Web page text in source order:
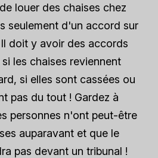
louer des chaises chez
seulement d'un accord sur
doit y avoir des accords
les chaises reviennent
si elles sont cassées ou
pas du tout ! Gardez à
personnes n'ont peut-être
auparavant et que le
pas devant un tribunal !